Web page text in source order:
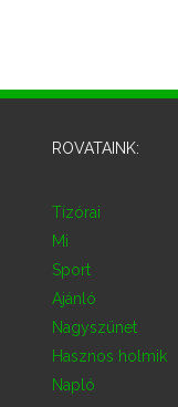
ROVATAINK:
Tízórai
Mi
Sport
Ajánló
Nagyszünet
Hasznos holmik
Napló